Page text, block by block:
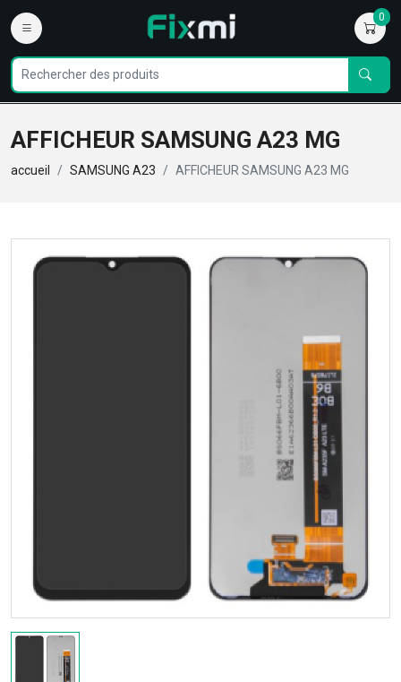
0
AFFICHEUR SAMSUNG A23 MG
accueil SAMSUNG A23 AFFICHEUR SAMSUNG A23 MG